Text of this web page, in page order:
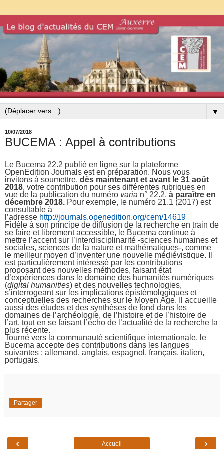
▼
10/07/2018
BUCEMA : Appel à contributions
Le Bucema 22.2 publié en ligne sur la plateforme
OpenEdition Journals est en préparation. Nous vous
invitons à soumettre, dès maintenant et avant le 31 août
2018, votre contribution pour ses différentes rubriques en
vue de la publication du numéro varia n° 22.2, à paraître en
décembre 2018. Pour exemple, le numéro 21.1 (2017) est
consultable à
l’adresse http://journals.openedition.org/cem/14619
Fidèle à son principe de diffusion de la recherche en train de
se faire et librement accessible, le Bucema continue à
mettre l’accent sur l’interdisciplinarité ‐sciences humaines et
sociales, sciences de la nature et mathématiques‐, comme
le meilleur moyen d’inventer une nouvelle médiévistique. Il
est particulièrement intéressé par les contributions
proposant des nouvelles méthodes, faisant état
d’expériences dans le domaine des humanités numériques
(digital humanities) et des nouvelles technologies,
s’interrogeant sur les implications épistémologiques et
conceptuelles des recherches sur le Moyen Âge. Il accueille
aussi des études et des synthèses de fond dans les
domaines de l’archéologie, de l’histoire et de l’histoire de
l’art, tout en se faisant l’écho de l’actualité de la recherche la
plus récente.
Tourné vers la communauté scientifique internationale, le
Bucema accepte des contributions dans les langues
suivantes : allemand, anglais, espagnol, français, italien,
portugais.
Partager
‹ ›
Accueil